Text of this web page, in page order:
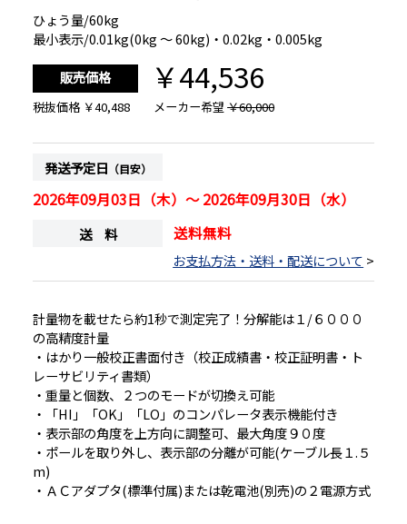
ひょう量/60kg
最小表示/0.01kg(0kg ～ 60kg)・0.02kg・0.005kg
販売価格 ￥44,536
税抜価格 ￥40,488 メーカー希望￥60,000
発送予定日 （目安）
2026年09月03日（木）～ 2026年09月30日（水）
送 料 送料無料
お支払方法・送料・配送について >
計量物を載せたら約1秒で測定完了！分解能は１/６０００
の高精度計量
・はかり一般校正書面付き（校正成績書・校正証明書・ト
レーサビリティ書類）
・重量と個数、２つのモードが切換え可能
・「HI」「OK」「LO」のコンパレータ表示機能付き
・表示部の角度を上方向に調整可、最大角度９０度
・ポールを取り外し、表示部の分離が可能(ケーブル長１.５
m)
・ＡＣアダプタ(標準付属)または乾電池(別売)の２電源方式